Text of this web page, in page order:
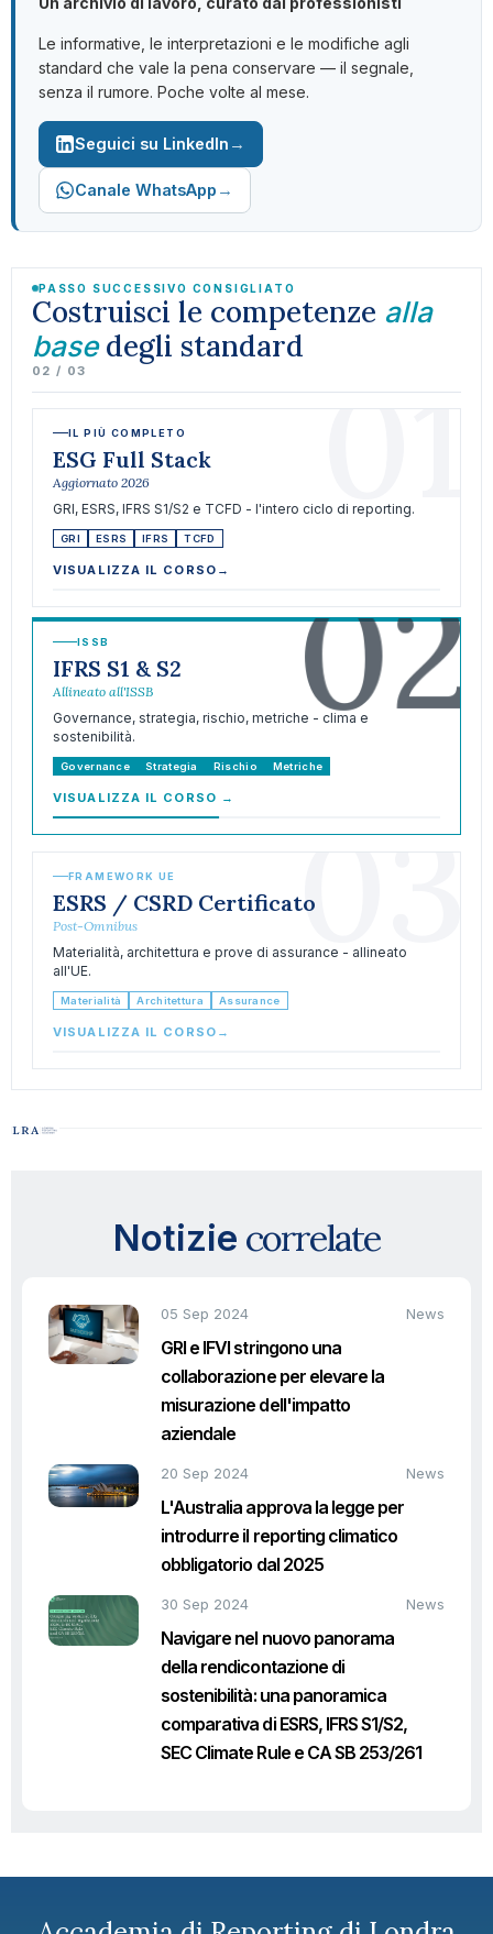
Le informative, le interpretazioni e le modifiche agli
standard che vale la pena conservare — il segnale,
senza il rumore. Poche volte al mese.
Seguici su LinkedIn →
Canale WhatsApp →
PASSO SUCCESSIVO CONSIGLIATO
Costruisci le competenze alla
basedegli standard
02 / 03 01
IL PIÙ COMPLETO
ESG Full Stack
Aggiornato 2026
GRI, ESRS, IFRS S1/S2 e TCFD - l'intero ciclo di reporting.
GRI ESRS IFRS TCFD
VISUALIZZA IL CORSO → 02
ISSB
IFRS S1 & S2
Allineato all'ISSB
Governance, strategia, rischio, metriche - clima e
sostenibilità.
Governance Strategia Rischio Metriche
VISUALIZZA IL CORSO → 03
FRAMEWORK UE
ESRS / CSRD Certificato
Post-Omnibus
Materialità, architettura e prove di assurance - allineato
all'UE.
Materialità Architettura Assurance
VISUALIZZA IL CORSO →
Notizie correlate
05 Sep 2024 News
GRI e IFVI stringono una
collaborazione per elevare la
misurazione dell'impatto
aziendale
20 Sep 2024 News
L'Australia approva la legge per
introdurre il reporting climatico
obbligatorio dal 2025
30 Sep 2024 News
Navigare nel nuovo panorama
della rendicontazione di
sostenibilità: una panoramica
comparativa di ESRS, IFRS S1/S2,
SEC Climate Rule e CA SB 253/261